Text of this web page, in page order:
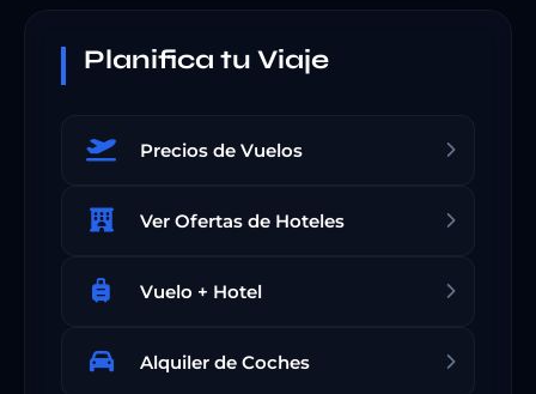
Planifica tu Viaje
Precios de Vuelos
Ver Ofertas de Hoteles
Vuelo + Hotel
Alquiler de Coches